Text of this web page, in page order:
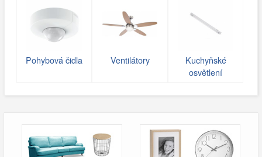
Pohybová čidla Ventilátory
Kuchyňské
osvětlení